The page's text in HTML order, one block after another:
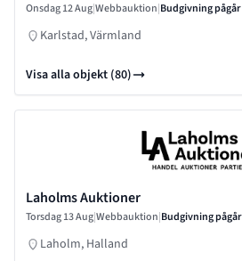
Onsdag 12 Aug|Webbauktion|Budgivning pågår
Karlstad, Värmland
Visa alla objekt (80)
Laholms Auktioner
Torsdag 13 Aug|Webbauktion|Budgivning pågår
Laholm, Halland